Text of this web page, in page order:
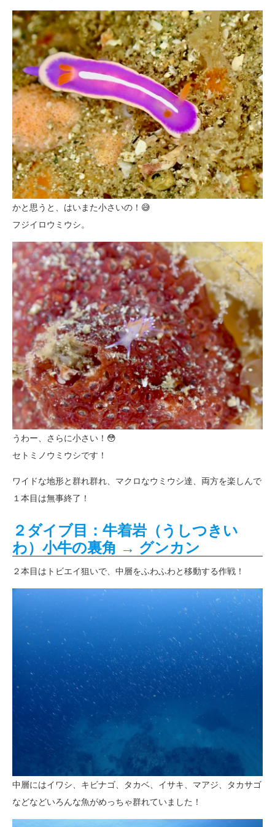
かと思うと、はいまた小さいの！😅
フジイロウミウシ。
うわー、さらに小さい！😳
セトミノウミウシです！
ワイドな地形と群れ群れ、マクロなウミウシ達、両方を楽しんで
１本目は無事終了！
２ダイブ目：牛着岩（うしつきい
わ）小牛の裏角 → グンカン
２本目はトビエイ狙いで、中層をふわふわと移動する作戦！
中層にはイワシ、キビナゴ、タカベ、イサキ、マアジ、タカサゴ
などなどいろんな魚がめっちゃ群れていました！